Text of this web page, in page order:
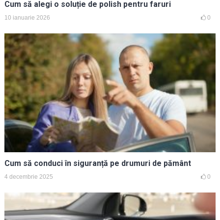
Cum să alegi o soluție de polish pentru faruri
10 ianuarie 2026 0
Cum să conduci în siguranță pe drumuri de pământ
4 decembrie 2025 0